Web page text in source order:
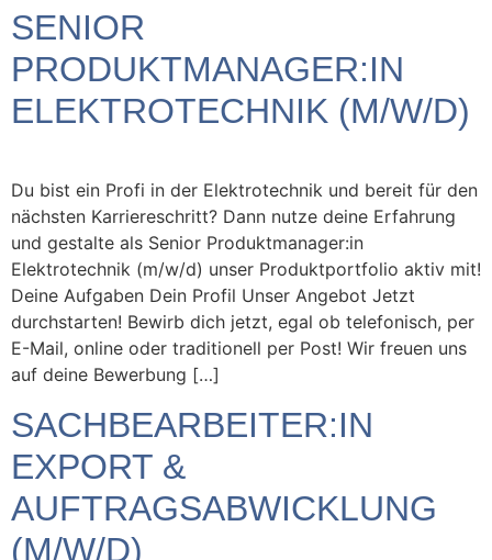
SENIOR
PRODUKTMANAGER:IN
ELEKTROTECHNIK (M/W/D)
Du bist ein Profi in der Elektrotechnik und bereit für den
nächsten Karriereschritt? Dann nutze deine Erfahrung
und gestalte als Senior Produktmanager:in
Elektrotechnik (m/w/d) unser Produktportfolio aktiv mit!
Deine Aufgaben Dein Profil Unser Angebot Jetzt
durchstarten! Bewirb dich jetzt, egal ob telefonisch, per
E-Mail, online oder traditionell per Post! Wir freuen uns
auf deine Bewerbung […]
SACHBEARBEITER:IN
EXPORT &
AUFTRAGSABWICKLUNG
(M/W/D)